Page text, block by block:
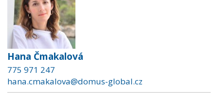
Hana Čmakalová
775 971 247
hana.cmakalova@domus-global.cz